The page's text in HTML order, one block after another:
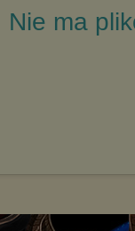
Nie ma